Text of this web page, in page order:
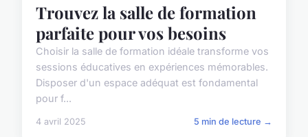
Trouvez la salle de formation
parfaite pour vos besoins
Choisir la salle de formation idéale transforme vos
sessions éducatives en expériences mémorables.
Disposer d'un espace adéquat est fondamental
pour f...
4 avril 2025 5 min de lecture →